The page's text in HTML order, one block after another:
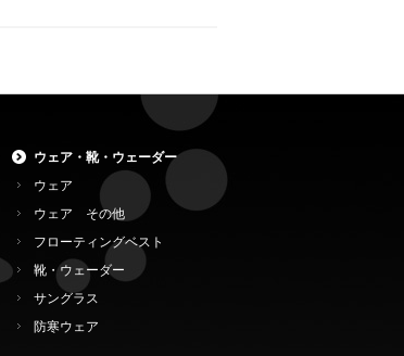
ウェア・靴・ウェーダー
ウェア
ウェア その他
フローティングベスト
靴・ウェーダー
サングラス
防寒ウェア